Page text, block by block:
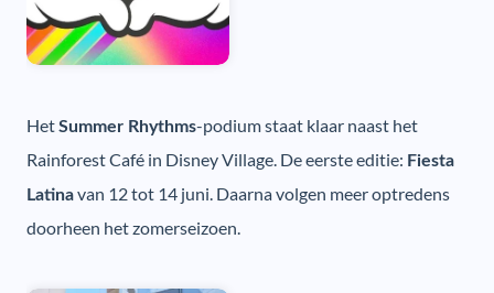
HetSummer Rhythms-podium staat klaar naast het
Rainforest Café in Disney Village. De eerste editie: Fiesta
Latinavan 12 tot 14 juni. Daarna volgen meer optredens
doorheen het zomerseizoen.